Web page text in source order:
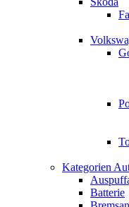
Kategorien
Batterie